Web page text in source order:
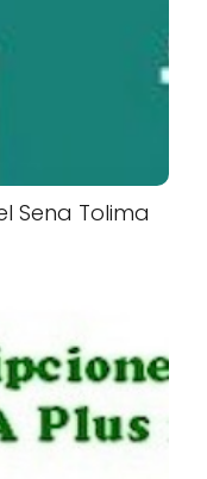
Sena Tolima